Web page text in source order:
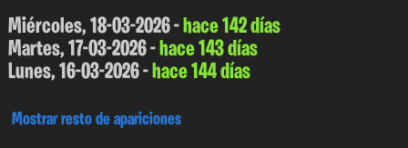
Miércoles, 18-03-2026 -hace 142 días
Martes, 17-03-2026 -hace 143 días
Lunes, 16-03-2026 -hace 144 días
Mostrar resto de apariciones